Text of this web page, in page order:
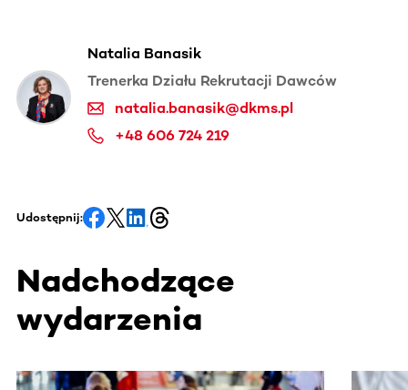
Natalia Banasik
Trenerka Działu Rekrutacji Dawców
natalia.banasik@dkms.pl
+48 606 724 219
Udostępnij:
Nadchodzące
wydarzenia
Ta sekcja zawiera treści przewijane w poziomie. Użyj